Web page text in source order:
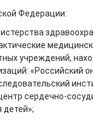
Федерации:
учреждений,
«Российский
сердечно-
детей»;